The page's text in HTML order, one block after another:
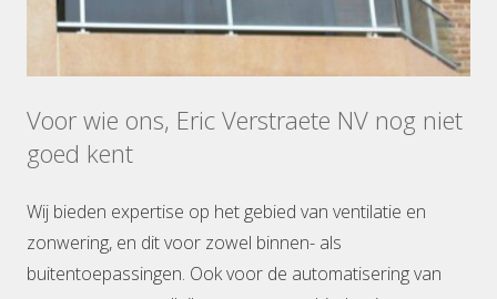
Voor wie ons, Eric Verstraete NV nog niet
goed kent
Wij bieden expertise op het gebied van ventilatie en
zonwering, en dit voor zowel binnen- als
buitentoepassingen. Ook voor de automatisering van